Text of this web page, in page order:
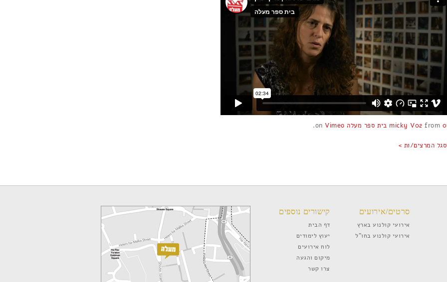
07
from בית ספר מעלה Vimeo
.
המרצים/ות >
סרטים/אירועים
אירועי קולנוע בארץ
אירועי קולנוע בחו”ל
קישורים נוספים
דף הבית
יעוץ לימודים
לוח אירועים
מיקום והגעה
צרו קשר